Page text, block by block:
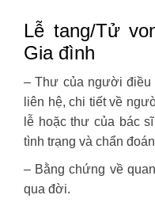
Lễ tang/Tử
Gia đình
– Thư của người điều
liên hệ, chi tiết về
lễ hoặc thư của bác
tình trạng và chẩn
– Bằng chứng về
qua đời.